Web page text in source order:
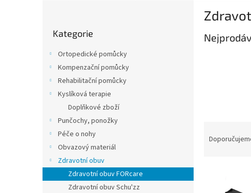
kategorie
Kategorie
Ortopedické pomůcky
Kompenzační pomůcky
Rehabilitační pomůcky
Kyslíková terapie
Doplňkové zboží
Punčochy, ponožky
Péče o nohy
Obvazový materiál
Zdravotní obuv
Zdravotní obuv FORcare
Zdravotní obuv Schu'zz